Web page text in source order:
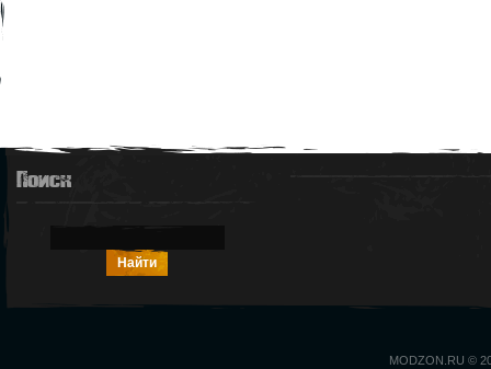
Поиск
MODZON.RU ©